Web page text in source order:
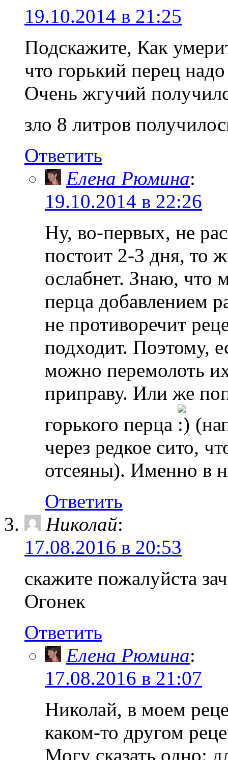
19.10.2014 в 21:25
Подскажите, Как
что горький перец
Очень жгучий
зло 8 литров
Ответить
Елена Рюмина:
19.10.2014 в 22:26
Ну, во-первых, не
постоит 2-3 дня, то
ослабнет. Знаю,
перца добавлением
не противоречит
подходит. Поэтому,
можно перемолоть
приправу. Или же
горького перца
через редкое сито,
отсеяны). Именно в
Ответить
Николай:
17.08.2016 в 20:53
скажите пожалуйста
Огонек
Ответить
Елена Рюмина:
17.08.2016 в 21:07
Николай, в моем
каком-то другом
Могу сказать одно: